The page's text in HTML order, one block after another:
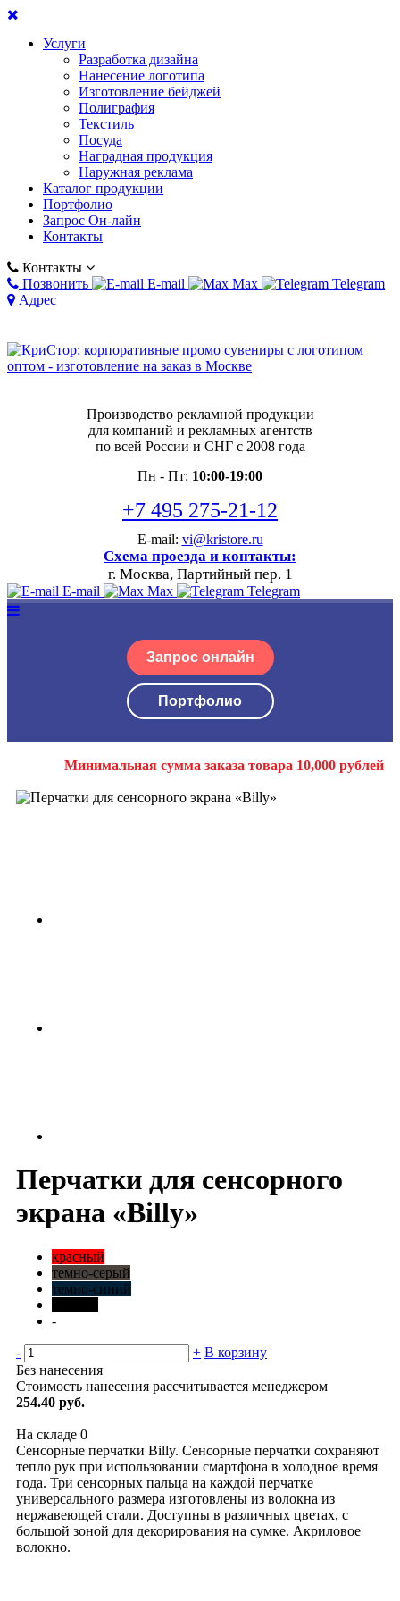
Услуги
Разработка дизайна
Нанесение логотипа
Изготовление бейджей
Полиграфия
Текстиль
Посуда
Наградная продукция
Наружная реклама
Каталог продукции
Портфолио
Запрос Он-лайн
Контакты
Контакты
Позвонить
E-mail Max
Telegram
Адрес
Производство рекламной продукции
для компаний и рекламных агентств
по всей России и СНГ с 2008 года
Пн - Пт: 10:00-19:00
+7 495 275-21-12
E-mail: vi@kristore.ru
Схема проезда и контакты:
г. Москва, Партийный пер. 1
E-mail Max Telegram
Запрос онлайн
Портфолио
Минимальная сумма заказа товара 10,000 рублей
Перчатки для сенсорного
экрана «Billy»
красный
темно-серый
темно-синий
-
- + В корзину
Без нанесения
Стоимость нанесения рассчитывается менеджером
254.40 руб.
На складе 0
Сенсорные перчатки Billy. Сенсорные перчатки сохраняют
тепло рук при использовании смартфона в холодное время
года. Три сенсорных пальца на каждой перчатке
универсального размера изготовлены из волокна из
нержавеющей стали. Доступны в различных цветах, с
большой зоной для декорирования на сумке. Акриловое
волокно.